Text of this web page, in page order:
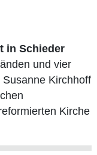
in Schieder
und vier
Kirchhoff
Kirche